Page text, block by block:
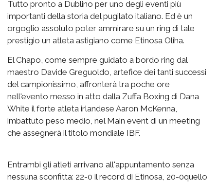
Tutto pronto a Dublino per uno degli eventi più
importanti della storia del pugilato italiano. Ed è un
orgoglio assoluto poter ammirare su un ring di tale
prestigio un atleta astigiano come Etinosa Oliha.
El Chapo, come sempre guidato a bordo ring dal
maestro Davide Greguoldo, artefice dei tanti successi
del campionissimo, affronterà tra poche ore
nell'evento messo in atto dalla Zuffa Boxing di Dana
White il forte atleta irlandese Aaron McKenna,
imbattuto peso medio, nel Main event di un meeting
che assegnerà il titolo mondiale IBF.
Entrambi gli atleti arrivano all'appuntamento senza
nessuna sconfitta: 22-0 il record di Etinosa, 20-0quello